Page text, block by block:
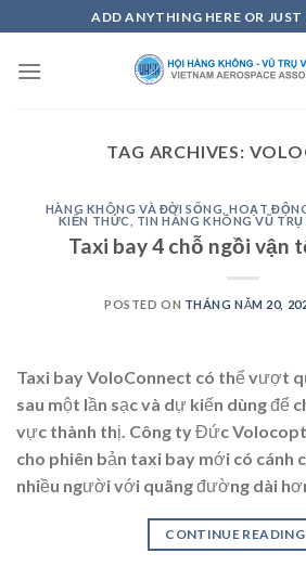
to
content
ADD ANYTHING HERE OR JUST
TAG ARCHIVES:
HÀNG KHÔNG VÀ ĐỜI SỐNG ,HOẠT
KIẾN THỨC
TIN HÀNG KHÔNG VŨ
Taxi bay 4 chỗ ngồi vận
POSTED ON THÁNG NĂM 20,
Taxi bay VoloConnect có thể vượt
sau một lần sạc và dự kiến dùng để
vực thành thị. Công ty Đức
cho phiên bản taxi bay mới có cánh
nhiều người với quãng đường dài
CONTINUE READING